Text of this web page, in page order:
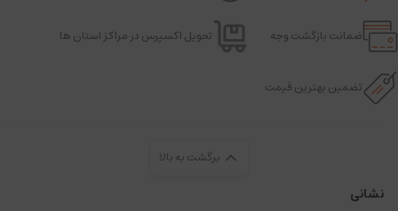
ضمانت بازگشت وجه تحویل اکسپرس در مراکز استان ها
تضمین بهترین قیمت
برگشت به بالا
نشانی